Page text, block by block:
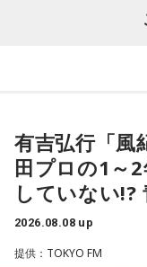
に対して変化しなき
度言えますけど、ピ
対応していく能力を
要なんです。
ブラジル戦のときも
カップ26（以下、W
福田正博さん
1966年生まれの福田
輝き、Jリーグ通算
45試合出場で9ゴー
有吉弘行「
田プロの1～
していない!?
2026.08.08 up
提供：TOKYO FM